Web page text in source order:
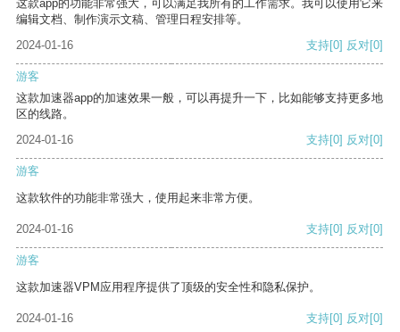
这款app的功能非常强大，可以满足我所有的工作需求。我可以使用它来
编辑文档、制作演示文稿、管理日程安排等。
2024-01-16
支持[0] 反对[0]
游客
这款加速器app的加速效果一般，可以再提升一下，比如能够支持更多地
区的线路。
2024-01-16
支持[0] 反对[0]
游客
这款软件的功能非常强大，使用起来非常方便。
2024-01-16 支持[0] 反对[0]
游客
这款加速器VPM应用程序提供了顶级的安全性和隐私保护。
2024-01-16 支持[0] 反对[0]